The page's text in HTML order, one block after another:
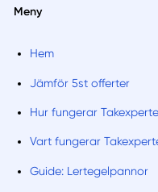
Meny
Hem
Jämför 5st offerter
Hur fungerar
Vart fungerar
Guide: Lertegelpannor